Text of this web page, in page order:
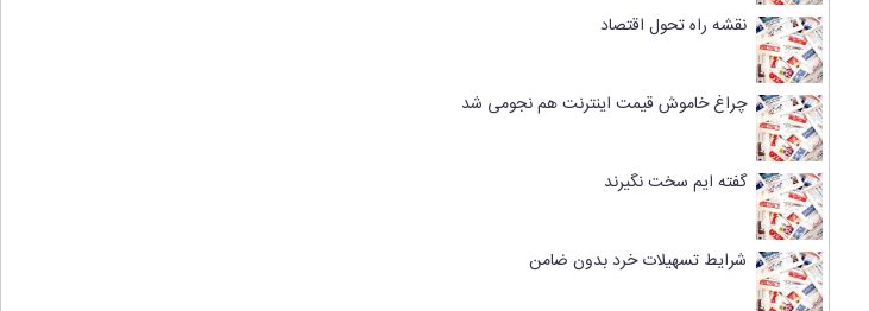
نقشه راه تحول اقتصاد
چراغ خاموش قیمت اینترنت هم نجومی شد
گفته ایم سخت نگیرند
شرایط تسهیلات خرد بدون ضامن